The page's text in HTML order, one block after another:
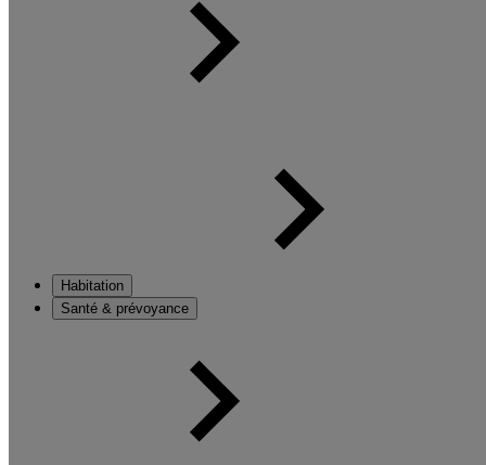
Habitation
Santé & prévoyance